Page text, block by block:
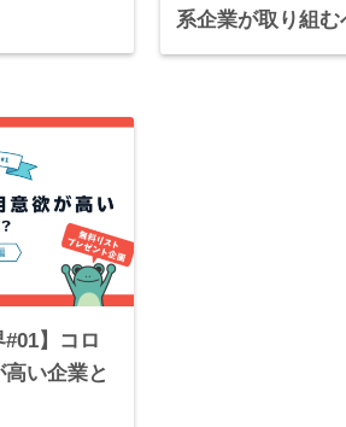
系企業が取り組む
#01】コロ
い企業と